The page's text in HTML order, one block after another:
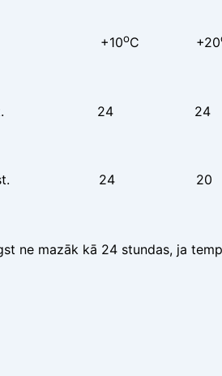
+10oC +20
st.
2 m/s, st.
ne mazāk kā 24 stundas, ja